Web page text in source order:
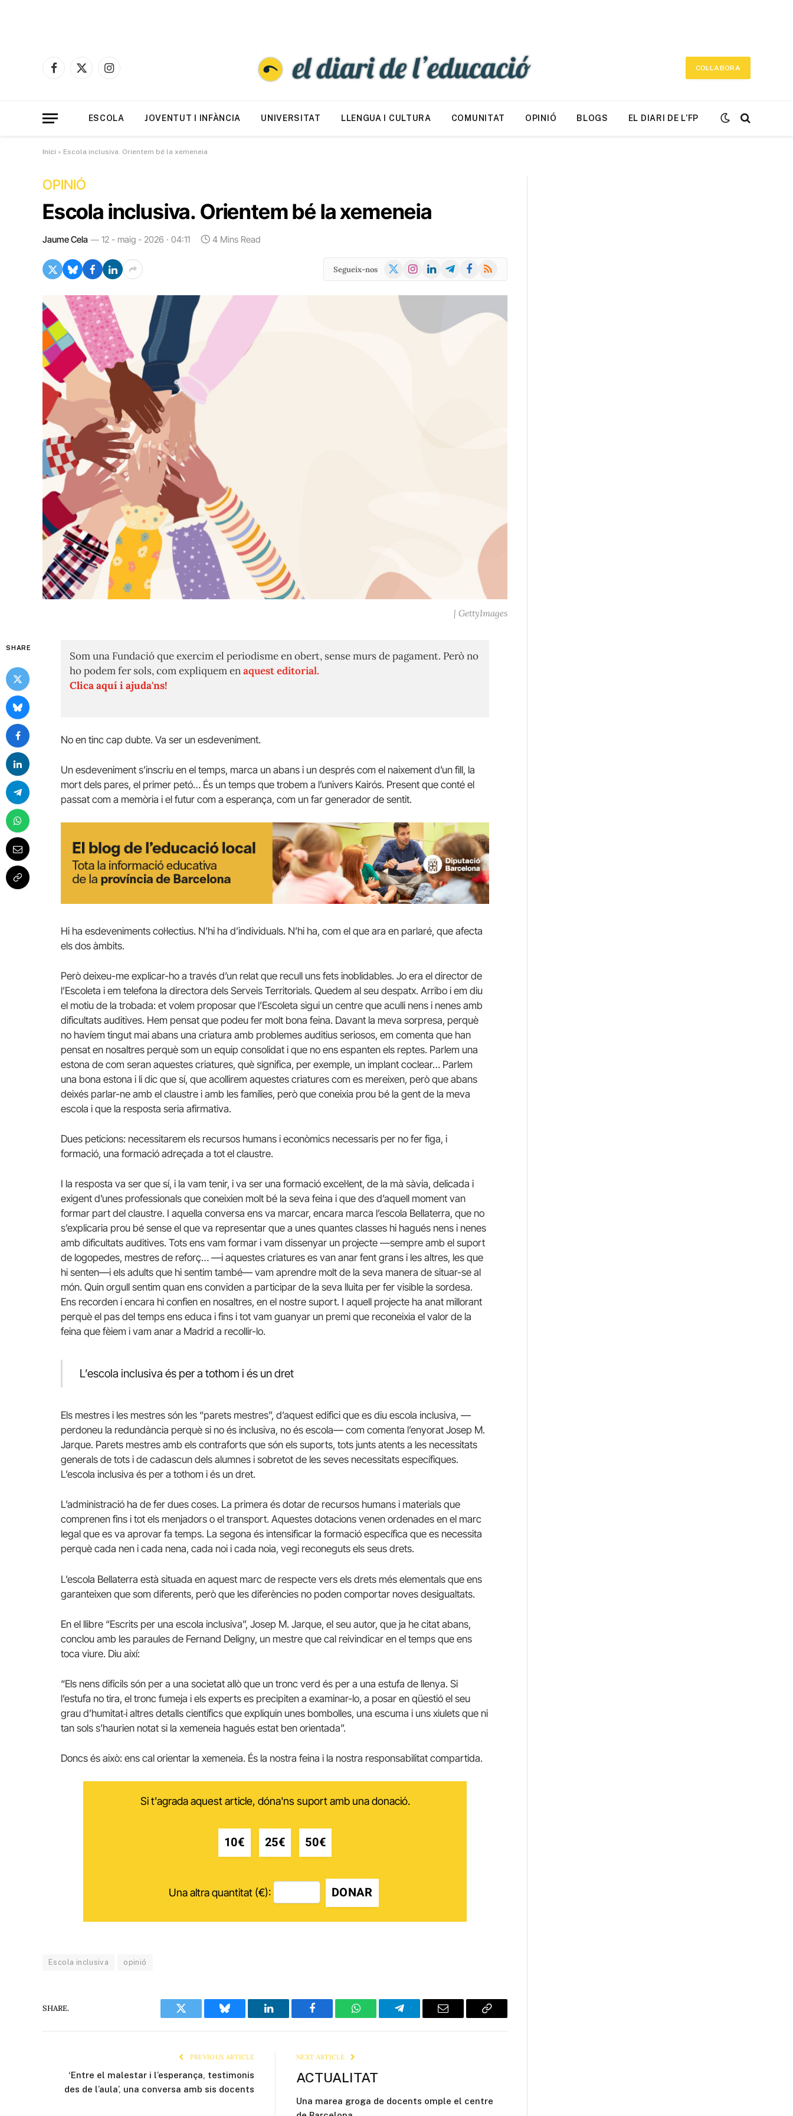
Facebook
X
Instagram
COL·LABORA
ESCOLA JOVENTUT I INFÀNCIA UNIVERSITAT LLENGUA I CULTURA COMUNITAT OPINIÓ BLOGS EL DIARI DE L’FP
Inici » Escola inclusiva. Orientem bé la xemeneia
OPINIÓ
Escola inclusiva. Orientem bé la xemeneia
Jaume Cela 12 - maig - 2026 · 04:11 4 Mins Read
Segueix-nos
X
Instagram
LinkedInTelegramFacebook
RSS
| GettyImages
SHARE
Som una Fundació que exercim el periodisme en obert, sense murs de pagament. Però no
ho podem fer sols, com expliquem enaquest editorial.
Clica aquí i ajuda'ns!
No en tinc cap dubte. Va ser un esdeveniment.
Un esdeveniment s’inscriu en el temps, marca un abans i un després com el naixement d’un fill, la
mort dels pares, el primer petó… És un temps que trobem a l’univers Kairós. Present que conté el
passat com a memòria i el futur com a esperança, com un far generador de sentit.
Hi ha esdeveniments col·lectius. N’hi ha d’individuals. N’hi ha, com el que ara en parlaré, que afecta
els dos àmbits.
Però deixeu-me explicar-ho a través d’un relat que recull uns fets inoblidables. Jo era el director de
l’Escoleta i em telefona la directora dels Serveis Territorials. Quedem al seu despatx. Arribo i em diu
el motiu de la trobada: et volem proposar que l’Escoleta sigui un centre que aculli nens i nenes amb
dificultats auditives. Hem pensat que podeu fer molt bona feina. Davant la meva sorpresa, perquè
no havíem tingut mai abans una criatura amb problemes auditius seriosos, em comenta que han
pensat en nosaltres perquè som un equip consolidat i que no ens espanten els reptes. Parlem una
estona de com seran aquestes criatures, què significa, per exemple, un implant coclear… Parlem
una bona estona i li dic que sí, que acollirem aquestes criatures com es mereixen, però que abans
deixés parlar-ne amb el claustre i amb les famílies, però que coneixia prou bé la gent de la meva
escola i que la resposta seria afirmativa.
Dues peticions: necessitarem els recursos humans i econòmics necessaris per no fer figa, i
formació, una formació adreçada a tot el claustre.
I la resposta va ser que sí, i la vam tenir, i va ser una formació excel·lent, de la mà sàvia, delicada i
exigent d’unes professionals que coneixien molt bé la seva feina i que des d’aquell moment van
formar part del claustre. I aquella conversa ens va marcar, encara marca l’escola Bellaterra, que no
s’explicaria prou bé sense el que va representar que a unes quantes classes hi hagués nens i nenes
amb dificultats auditives. Tots ens vam formar i vam dissenyar un projecte —sempre amb el suport
de logopedes, mestres de reforç… —i aquestes criatures es van anar fent grans i les altres, les que
hi senten—i els adults que hi sentim també— vam aprendre molt de la seva manera de situar-se al
món. Quin orgull sentim quan ens conviden a participar de la seva lluita per fer visible la sordesa.
Ens recorden i encara hi confien en nosaltres, en el nostre suport. I aquell projecte ha anat millorant
perquè el pas del temps ens educa i fins i tot vam guanyar un premi que reconeixia el valor de la
feina que fèiem i vam anar a Madrid a recollir-lo.
L’escola inclusiva és per a tothom i és un dret
Els mestres i les mestres són les “parets mestres”, d’aquest edifici que es diu escola inclusiva, —
perdoneu la redundància perquè si no és inclusiva, no és escola— com comenta l’enyorat Josep M.
Jarque. Parets mestres amb els contraforts que són els suports, tots junts atents a les necessitats
generals de tots i de cadascun dels alumnes i sobretot de les seves necessitats específiques.
L’escola inclusiva és per a tothom i és un dret.
L’administració ha de fer dues coses. La primera és dotar de recursos humans i materials que
comprenen fins i tot els menjadors o el transport. Aquestes dotacions venen ordenades en el marc
legal que es va aprovar fa temps. La segona és intensificar la formació específica que es necessita
perquè cada nen i cada nena, cada noi i cada noia, vegi reconeguts els seus drets.
L’escola Bellaterra està situada en aquest marc de respecte vers els drets més elementals que ens
garanteixen que som diferents, però que les diferències no poden comportar noves desigualtats.
En el llibre “Escrits per una escola inclusiva”, Josep M. Jarque, el seu autor, que ja he citat abans,
conclou amb les paraules de Fernand Deligny, un mestre que cal reivindicar en el temps que ens
toca viure. Diu així:
“Els nens difícils són per a una societat allò que un tronc verd és per a una estufa de llenya. Si
l’estufa no tira, el tronc fumeja i els experts es precipiten a examinar-lo, a posar en qüestió el seu
grau d’humitat i altres detalls científics que expliquin unes bombolles, una escuma i uns xiulets que ni
tan sols s’haurien notat si la xemeneia hagués estat ben orientada”.
Doncs és això: ens cal orientar la xemeneia. És la nostra feina i la nostra responsabilitat compartida.
Si t'agrada aquest article, dóna'ns suport amb una donació.
10€ 25€ 50€
Una altra quantitat (€): DONAR
Escola inclusiva opinió
SHARE.
Twitter Bluesky LinkedIn Facebook WhatsAppTelegram Email
Copy
PREVIOUS ARTICLE
‘Entre el malestar i l’esperança, testimonis
des de l’aula’, una conversa amb sis docents
NEXT ARTICLE
ACTUALITAT
Una marea groga de docents omple el centre